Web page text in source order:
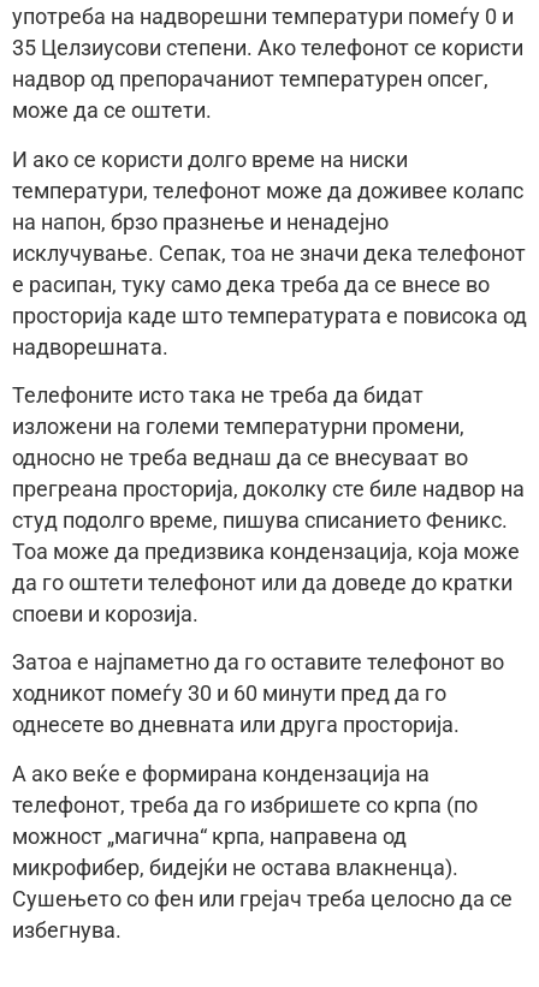
употреба на надворешни температури помеѓу 0 и
35 Целзиусови степени. Ако телефонот се користи
надвор од препорачаниот температурен опсег,
може да се оштети.
И ако се користи долго време на ниски
температури, телефонот може да доживее колапс
на напон, брзо празнење и ненадејно
исклучување. Сепак, тоа не значи дека телефонот
е расипан, туку само дека треба да се внесе во
просторија каде што температурата е повисока од
надворешната.
Телефоните исто така не треба да бидат
изложени на големи температурни промени,
односно не треба веднаш да се внесуваат во
прегреана просторија, доколку сте биле надвор на
студ подолго време, пишува списанието Феникс.
Тоа може да предизвика кондензација, која може
да го оштети телефонот или да доведе до кратки
споеви и корозија.
Затоа е најпаметно да го оставите телефонот во
ходникот помеѓу 30 и 60 минути пред да го
однесете во дневната или друга просторија.
А ако веќе е формирана кондензација на
телефонот, треба да го избришете со крпа (по
можност „магична“ крпа, направена од
микрофибер, бидејќи не остава влакненца).
Сушењето со фен или грејач треба целосно да се
избегнува.